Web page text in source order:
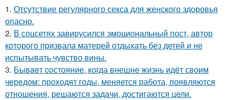
1. Отсутствие регулярного секса для женского здоровья
опасно.
2. В соцсетях завирусился эмоциональный пост, автор
которого призвала матерей отдыхать без детей и не
испытывать чувство вины.
3. Бывaeт coстояние, когда внешне жизнь идёт своим
чередом: проходят годы, меняется работа, появляются
отношения, решаются задачи, достигаются цели.